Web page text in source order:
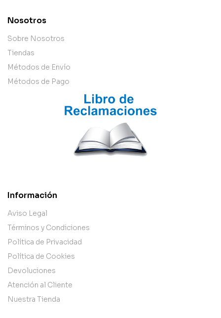
Nosotros
Sobre Nosotros
Tiendas
Métodos de Envío
Métodos de Pago
Información
Aviso Legal
Términos y Condiciones
Política de Privacidad
Política de Cookies
Devoluciones
Atención al Cliente
Nuestra Tienda